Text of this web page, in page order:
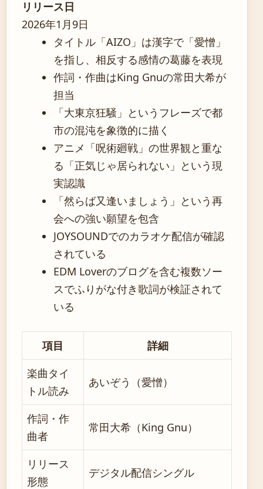
リリース日
2026年1月9日
タイトル「AIZO」は漢字で「愛憎」
を指し、相反する感情の葛藤を表現
作詞・作曲はKing Gnuの常田大希が
担当
「大東京狂騒」というフレーズで都
市の混沌を象徴的に描く
アニメ「呪術廻戦」の世界観と重な
る「正気じゃ居られない」という現
実認識
「然らば又逢いましょう」という再
会への強い願望を包含
JOYSOUNDでのカラオケ配信が確認
されている
EDM Loverのブログを含む複数ソー
スでふりがな付き歌詞が検証されて
いる
項目
詳細
楽曲タイ
トル読み
あいぞう（愛憎）
作詞・作
曲者
常田大希（King Gnu）
リリース
形態
デジタル配信シングル